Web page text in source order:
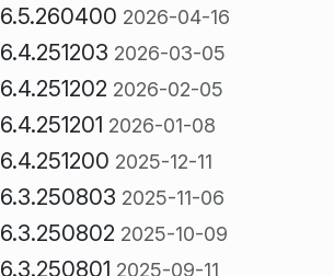
6.5.260400 2026-04-16
6.4.251203 2026-03-05
6.4.251202 2026-02-05
6.4.251201 2026-01-08
6.4.251200 2025-12-11
6.3.250803 2025-11-06
6.3.250802 2025-10-09
6.3.250801 2025-09-11